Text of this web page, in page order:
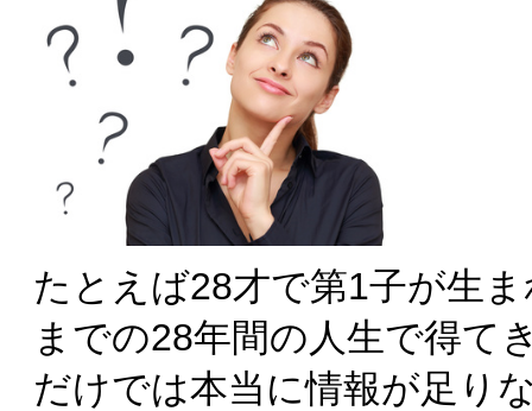
たとえば28才で第1子が生
までの28年間の人生で得て
だけでは本当に情報が足り